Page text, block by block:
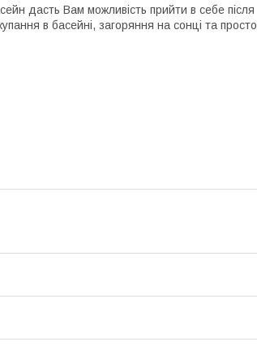
дасть Вам можливість прийти в себе після
в басейні, загоряння на сонці та просто